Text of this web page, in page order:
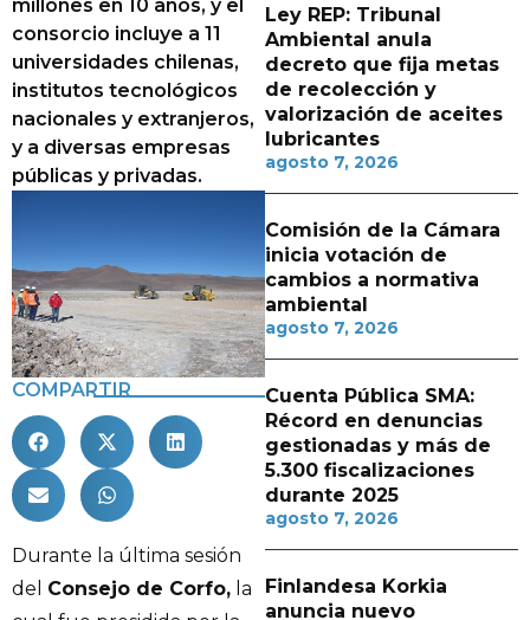
millones en 10 años, y el
consorcio incluye a 11
universidades chilenas,
institutos tecnológicos
nacionales y extranjeros,
y a diversas empresas
públicas y privadas.
COMPARTIR
Durante la última sesión
del Consejo de Corfo, la
Ley REP: Tribunal
Ambiental anula
decreto que fija metas
de recolección y
valorización de aceites
lubricantes
agosto 7, 2026
Comisión de la Cámara
inicia votación de
cambios a normativa
ambiental
agosto 7, 2026
Cuenta Pública SMA:
Récord en denuncias
gestionadas y más de
5.300 fiscalizaciones
durante 2025
agosto 7, 2026
Finlandesa Korkia
anuncia nuevo